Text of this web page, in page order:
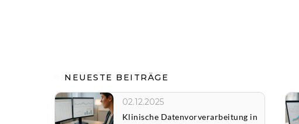
NEUESTE BEITRÄGE
02.12.2025
Klinische Datenvorverarbeitung in